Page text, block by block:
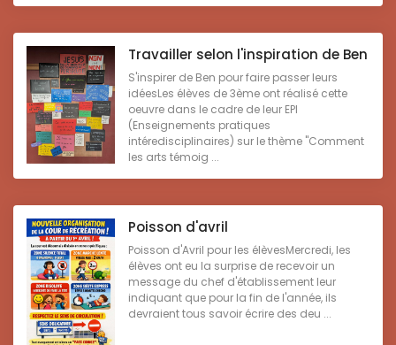
Travailler selon l'inspiration de Ben
S'inspirer de Ben pour faire passer leurs
idéesLes élèves de 3ème ont réalisé cette
oeuvre dans le cadre de leur EPI
(Enseignements pratiques
intéredisciplinaires) sur le thème "Comment
les arts témoig ...
Poisson d'avril
Poisson d'Avril pour les élèvesMercredi, les
élèves ont eu la surprise de recevoir un
message du chef d'établissement leur
indiquant que pour la fin de l'année, ils
devraient tous savoir écrire des deu ...